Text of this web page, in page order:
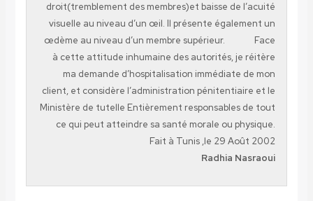
droit(tremblement des membres)et baisse de l’acuité
visuelle au niveau d’un œil. Il présente également un
œdème au niveau d’un membre supérieur. Face
à cette attitude inhumaine des autorités, je réitère
ma demande d’hospitalisation immédiate de mon
client, et considère l’administration pénitentiaire et le
Ministère de tutelle Entièrement responsables de tout
ce qui peut atteindre sa santé morale ou physique.
Fait à Tunis ,le 29 Août 2002
Radhia Nasraoui